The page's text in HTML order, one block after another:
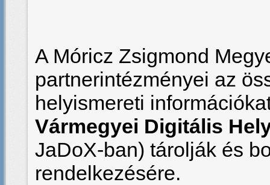
A Móricz Zsigmond
partnerintézményei az
helyismereti
Vármegyei Digitális
JaDoX-ban) tárolják és
rendelkezésére.